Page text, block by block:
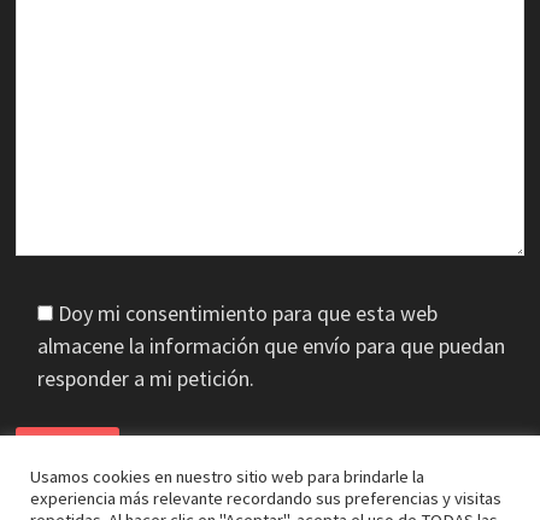
Doy mi consentimiento para que esta web
almacene la información que envío para que puedan
responder a mi petición.
Usamos cookies en nuestro sitio web para brindarle la
experiencia más relevante recordando sus preferencias y visitas